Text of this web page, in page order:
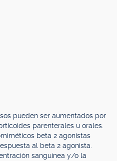
pueden ser aumentados por
parenterales u orales.
beta 2 agonistas
al beta 2 agonista.
sanguínea y/o la